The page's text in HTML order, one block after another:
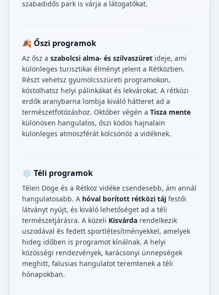
szabadidős park is várja a látogatókat.
🍂 Őszi programok
Az ősz a szabolcsi alma- és szilvaszüret ideje, ami
különleges turisztikai élményt jelent a Rétközben.
Részt vehetsz gyümölcsszüreti programokon,
kóstolhatsz helyi pálinkákat és lekvárokat. A rétközi
erdők aranybarna lombja kiváló hátteret ad a
természetfotózáshoz. Október végén a Tisza mente
különösen hangulatos, őszi ködös hajnalain
különleges atmoszférát kölcsönöz a vidéknek.
❄️ Téli programok
Télen Döge és a Rétköz vidéke csendesebb, ám annál
hangulatosabb. A hóval borított rétközi táj festői
látványt nyújt, és kiváló lehetőséget ad a téli
természetjárásra. A közeli Kisvárda rendelkezik
uszodával és fedett sportlétesítményekkel, amelyek
hideg időben is programot kínálnak. A helyi
közösségi rendezvények, karácsonyi ünnepségek
meghitt, falusias hangulatot teremtenek a téli
hónapokban.